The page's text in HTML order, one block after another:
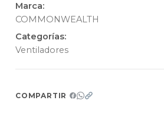
Marca:
COMMONWEALTH
Categorías:
Ventiladores
COMPARTIR